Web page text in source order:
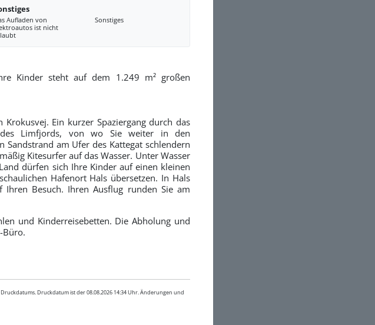
Aufladen von
ist nicht
Sonstiges
Kinder steht auf dem 1.249 m² großen
Ein kurzer Spaziergang durch das
Limfjords, von wo Sie weiter in den
Sandstrand am Ufer des Kattegat schlendern
Kitesurfer auf das Wasser. Unter Wasser
dürfen sich Ihre Kinder auf einen kleinen
Hafenort Hals übersetzen. In Hals
Besuch. Ihren Ausflug runden Sie am
und Kinderreisebetten. Die Abholung und
Büro.
Druckdatum ist der 08.08.2026 14:34 Uhr. Änderungen und